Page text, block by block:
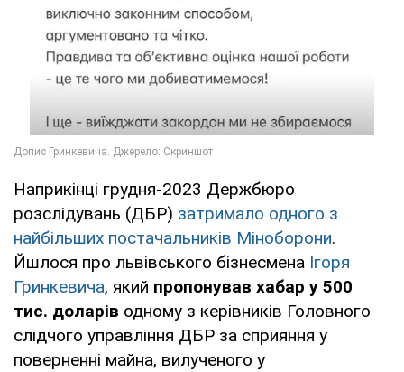
Наприкінці грудня-2023 Держбюро
розслідувань (ДБР) затримало одного з
найбільших постачальників Міноборони.
Йшлося про львівського бізнесмена Ігоря
Гринкевича, який пропонував хабар у 500
тис. доларів одному з керівників Головного
слідчого управління ДБР за сприяння у
поверненні майна, вилученого у